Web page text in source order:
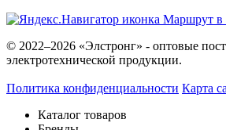
Маршрут в
© 2022–2026 «Элстронг» - оптовые
электротехнической продукции.
Политика конфиденциальности Карта
Каталог товаров